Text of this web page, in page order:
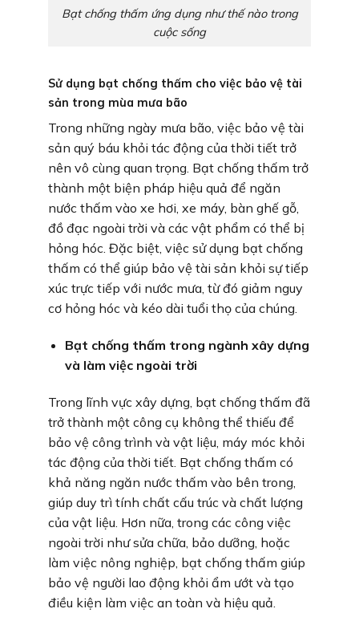
Bạt chống thấm ứng dụng như thế nào trong
cuộc sống
Sử dụng bạt chống thấm cho việc bảo vệ tài
sản trong mùa mưa bão
Trong những ngày mưa bão, việc bảo vệ tài
sản quý báu khỏi tác động của thời tiết trở
nên vô cùng quan trọng. Bạt chống thấm trở
thành một biện pháp hiệu quả để ngăn
nước thấm vào xe hơi, xe máy, bàn ghế gỗ,
đồ đạc ngoài trời và các vật phẩm có thể bị
hỏng hóc. Đặc biệt, việc sử dụng bạt chống
thấm có thể giúp bảo vệ tài sản khỏi sự tiếp
xúc trực tiếp với nước mưa, từ đó giảm nguy
cơ hỏng hóc và kéo dài tuổi thọ của chúng.
Bạt chống thấm trong ngành xây dựng
và làm việc ngoài trời
Trong lĩnh vực xây dựng, bạt chống thấm đã
trở thành một công cụ không thể thiếu để
bảo vệ công trình và vật liệu, máy móc khỏi
tác động của thời tiết. Bạt chống thấm có
khả năng ngăn nước thấm vào bên trong,
giúp duy trì tính chất cấu trúc và chất lượng
của vật liệu. Hơn nữa, trong các công việc
ngoài trời như sửa chữa, bảo dưỡng, hoặc
làm việc nông nghiệp, bạt chống thấm giúp
bảo vệ người lao động khỏi ẩm ướt và tạo
điều kiện làm việc an toàn và hiệu quả.